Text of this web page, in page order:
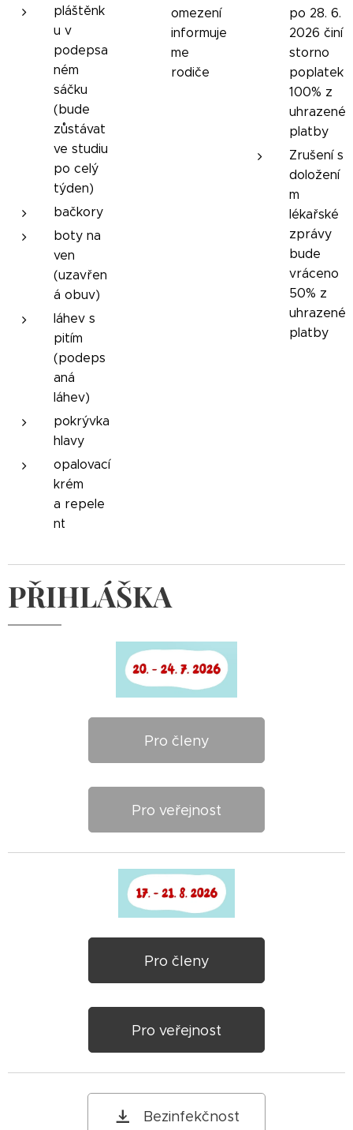
pláštěnk
u v
podepsa
ném
sáčku
(bude
zůstávat
ve studiu
po celý
týden)
bačkory
boty na
ven
(uzavřen
á obuv)
láhev s
pitím
(podeps
aná
láhev)
pokrývka
hlavy
opalovací
krém
a repele
nt
omezení
informuje
me
rodiče
po 28. 6.
2026 činí
storno
poplatek
100% z
uhrazené
platby
Zrušení s
doložení
m
lékařské
zprávy
bude
vráceno
50% z
uhrazené
platby
PŘIHLÁŠKA
Pro členy
Pro veřejnost
Pro členy
Pro veřejnost
Bezinfekčnost